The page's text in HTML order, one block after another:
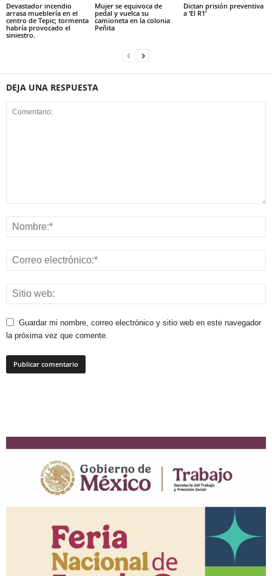
Devastador incendio
arrasa mueblería en el
centro de Tepic; tormenta
habría provocado el
siniestro.
Mujer se equivoca de
pedal y vuelca su
camioneta en la colonia
Peñita
Dictan prisión preventiva
a ‘El R1’
DEJA UNA RESPUESTA
Guardar mi nombre, correo electrónico y sitio web en este navegador
la próxima vez que comente.